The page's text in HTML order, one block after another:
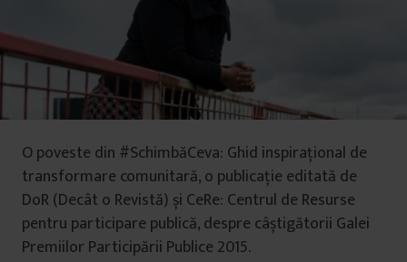
O poveste din #SchimbăCeva: Ghid inspirațional de
transformare comunitară, o publicație editată de
DoR (Decât o Revistă) și CeRe: Centrul de Resurse
pentru participare publică, despre câștigătorii Galei
Premiilor Participării Publice 2015.